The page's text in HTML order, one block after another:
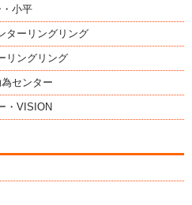
小平
ターリングリング
リングリング
センター
・VISION